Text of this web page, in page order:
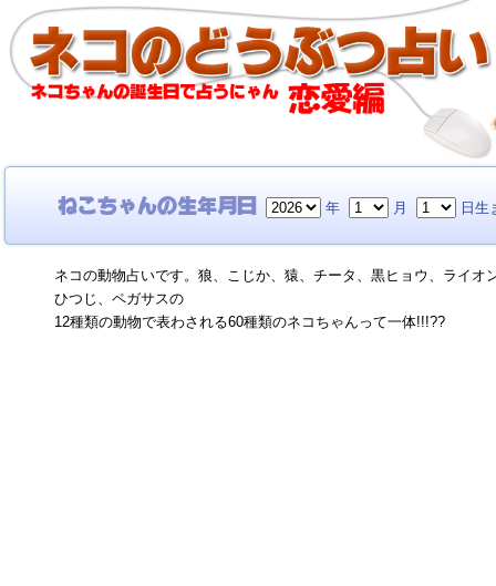
年 月 日生
ネコの動物占いです。狼、こじか、猿、チータ、黒ヒョウ、ライオ
ひつじ、ペガサスの
12種類の動物で表わされる60種類のネコちゃんって一体!!!??